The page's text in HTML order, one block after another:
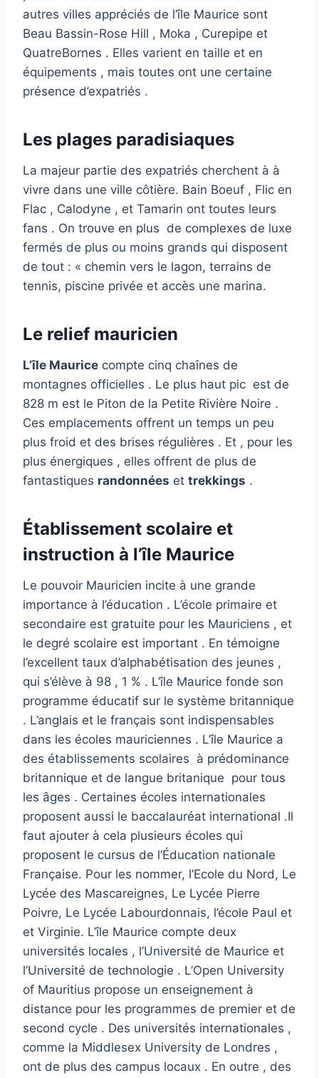
autres villes appréciés de l’île Maurice sont
Beau Bassin-Rose Hill , Moka , Curepipe et
QuatreBornes . Elles varient en taille et en
équipements , mais toutes ont une certaine
présence d’expatriés .
Les plages paradisiaques
La majeur partie des expatriés cherchent à à
vivre dans une ville côtière. Bain Boeuf , Flic en
Flac , Calodyne , et Tamarin ont toutes leurs
fans . On trouve en plus de complexes de luxe
fermés de plus ou moins grands qui disposent
de tout : « chemin vers le lagon, terrains de
tennis, piscine privée et accès une marina.
Le relief mauricien
L’île Maurice compte cinq chaînes de
montagnes officielles . Le plus haut pic est de
828 m est le Piton de la Petite Rivière Noire .
Ces emplacements offrent un temps un peu
plus froid et des brises régulières . Et , pour les
plus énergiques , elles offrent de plus de
fantastiques randonnées et trekkings .
Établissement scolaire et
instruction à l’île Maurice
Le pouvoir Mauricien incite à une grande
importance à l’éducation . L’école primaire et
secondaire est gratuite pour les Mauriciens , et
le degré scolaire est important . En témoigne
l’excellent taux d’alphabétisation des jeunes ,
qui s’élève à 98 , 1 % . L’île Maurice fonde son
programme éducatif sur le système britannique
. L’anglais et le français sont indispensables
dans les écoles mauriciennes . L’île Maurice a
des établissements scolaires à prédominance
britannique et de langue britanique pour tous
les âges . Certaines écoles internationales
proposent aussi le baccalauréat international .Il
faut ajouter à cela plusieurs écoles qui
proposent le cursus de l’Éducation nationale
Française. Pour les nommer, l’Ecole du Nord, Le
Lycée des Mascareignes, Le Lycée Pierre
Poivre, Le Lycée Labourdonnais, l’école Paul et
et Virginie. L’île Maurice compte deux
universités locales , l’Université de Maurice et
l’Université de technologie . L’Open University
of Mauritius propose un enseignement à
distance pour les programmes de premier et de
second cycle . Des universités internationales ,
comme la Middlesex University de Londres ,
ont de plus des campus locaux . En outre , des